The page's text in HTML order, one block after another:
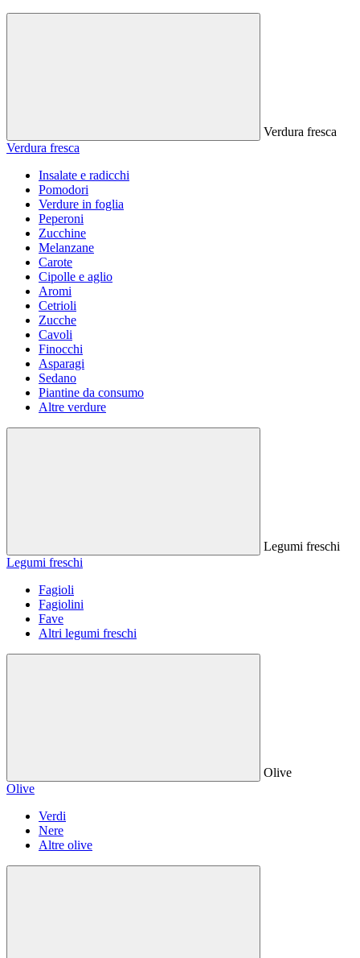
Verdura fresca
Verdura fresca
Insalate e radicchi
Pomodori
Verdure in foglia
Peperoni
Zucchine
Melanzane
Carote
Cipolle e aglio
Aromi
Cetrioli
Zucche
Cavoli
Finocchi
Asparagi
Sedano
Piantine da consumo
Altre verdure
Legumi freschi
Legumi freschi
Fagioli
Fagiolini
Fave
Altri legumi freschi
Olive
Olive
Verdi
Nere
Altre olive